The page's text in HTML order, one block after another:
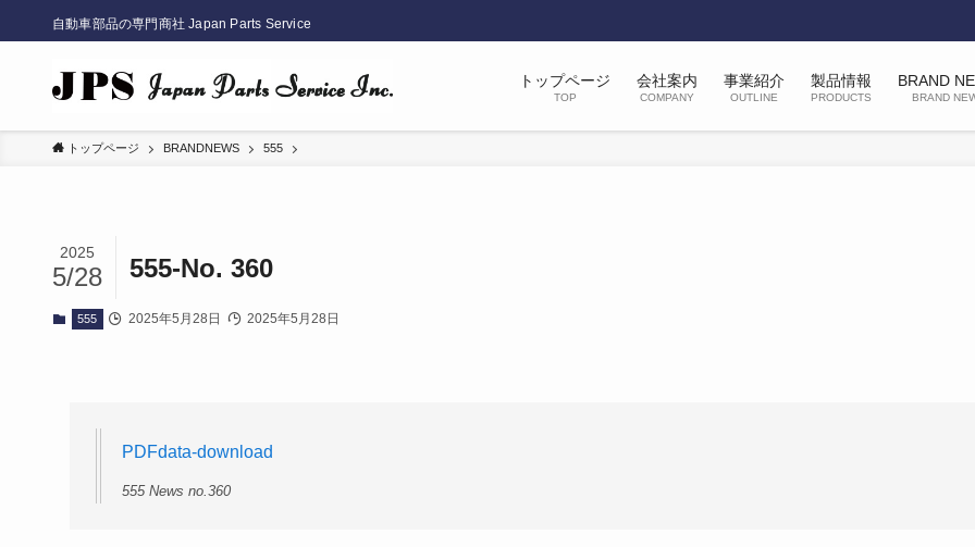
自動車部品の専門商社 Japan Parts Service
トップページ
TOP
会社案内
COMPANY
事業紹介
OUTLINE
製品情報
PRODUCTS
BRAND
BRAND
トップページ BRANDNEWS 555
555-No. 360
2025
5/28
555 2025年5月28日 2025年5月28日
PDFdata-download
555 News no.360